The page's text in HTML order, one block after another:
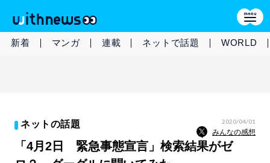
新着 マンガ 連載 ネットで話題 WORLD
ネットの話題 2020/04/01
みんなの感想
「4月2日 緊急事態宣言」検索結果がゼ